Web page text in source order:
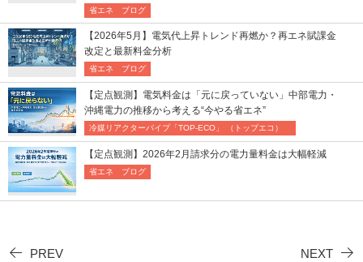
省エネ ブログ
【2026年5月】電気代上昇トレンド再燃か？再エネ賦課金
改定と最新料金分析
省エネ ブログ
【定点観測】電気料金は「元に戻っていない」中部電力・
沖縄電力の推移から考える“今やる省エネ”
冷媒リアクターパイプ「TOP-ECO」 （トップエコ）
【定点観測】2026年2月請求分の電力量料金は大幅軽減
省エネ ブログ
PREV NEXT